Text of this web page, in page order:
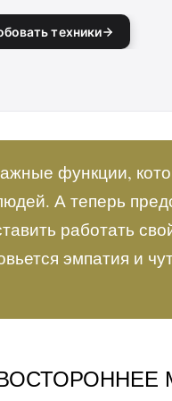
техники
функции,
А теперь
работать
эмпатия и